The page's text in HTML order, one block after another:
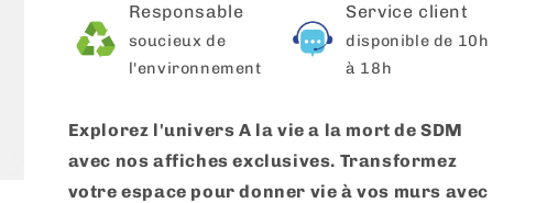
Responsable
soucieux de
l'environnement
Service client
disponible de 10h
à 18h
Explorez l'univers A la vie a la mort de SDM
avec nos affiches exclusives. Transformez
votre espace pour donner vie à vos murs avec